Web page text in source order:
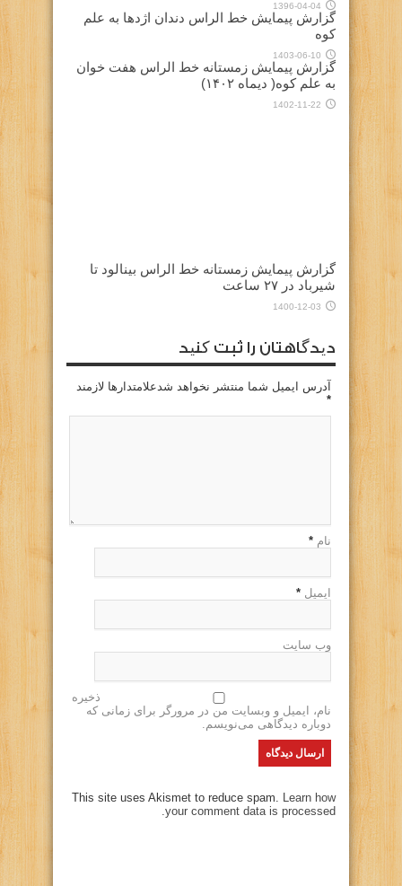
1396-04-04
گزارش پیمایش خط الراس دندان اژدها به علم
کوه
1403-06-10
گزارش پیمایش زمستانه خط الراس هفت خوان
به علم کوه( دیماه ۱۴۰۲)
1402-11-22
گزارش پیمایش زمستانه خط الراس بینالود تا
شیرباد در ۲۷ ساعت
1400-12-03
دیدگاهتان را ثبت کنید
آدرس ایمیل شما منتشر نخواهد شدعلامتدارها لازمند
*
نام *
ایمیل *
وب سایت
ذخیره
نام، ایمیل و وبسایت من در مرورگر برای زمانی که
دوباره دیدگاهی می‌نویسم.
This site uses Akismet to reduce spam. Learn how
your comment data is processed.